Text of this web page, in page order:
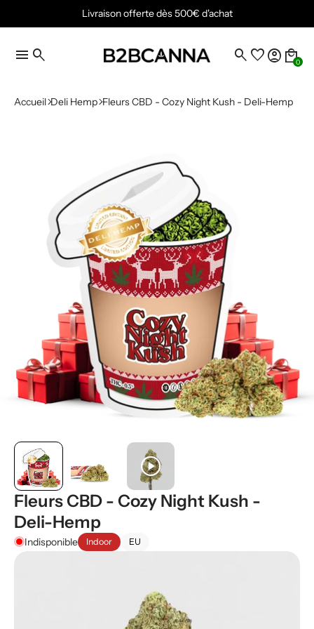
Livraison offerte dès 500€ d'achat
menu search search favoriteaccount_circle local_mall
0
Accueil Deli Hemp Fleurs CBD - Cozy Night Kush - Deli-Hemp
play_circle
Fleurs CBD - Cozy Night Kush -
Deli-Hemp
Indisponible Indoor EU